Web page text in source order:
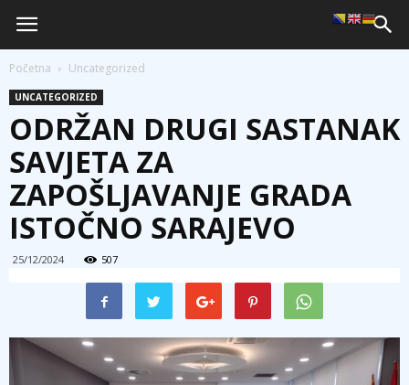
Početna Uncategorized
UNCATEGORIZED
ODRŽAN DRUGI SASTANAK
SAVJETA ZA
ZAPOŠLJAVANJE GRADA
ISTOČNO SARAJEVO
25/12/2024 507